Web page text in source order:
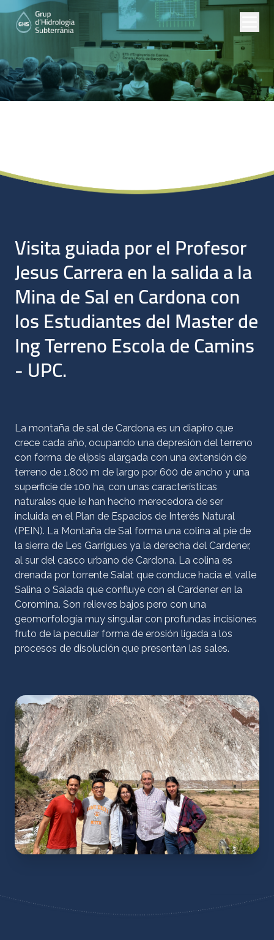
Visita guiada por el Profesor
Jesus Carrera en la salida a la
Mina de Sal en Cardona con
los Estudiantes del Master de
Ing Terreno Escola de Camins
- UPC.
La montaña de sal de Cardona es un diapiro que
crece cada año, ocupando una depresión del terreno
con forma de elipsis alargada con una extensión de
terreno de 1.800 m de largo por 600 de ancho y una
superficie de 100 ha, con unas características
naturales que le han hecho merecedora de ser
incluida en el Plan de Espacios de Interés Natural
(PEIN). La Montaña de Sal forma una colina al pie de
la sierra de Les Garrigues ya la derecha del Cardener,
al sur del casco urbano de Cardona. La colina es
drenada por torrente Salat que conduce hacia el valle
Salina o Salada que confluye con el Cardener en la
Coromina. Son relieves bajos pero con una
geomorfología muy singular con profundas incisiones
fruto de la peculiar forma de erosión ligada a los
procesos de disolución que presentan las sales.